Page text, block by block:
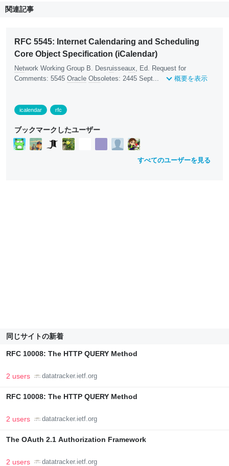
関連記事
RFC 5545: Internet Calendaring and Scheduling
Core Object Specification (iCalendar)
Network Working Group B. Desruisseaux, Ed. Request for
Comments: 5545 Oracle Obsoletes: 2445 Sept... 概要を表示
icalendar rfc
ブックマークしたユーザー
すべてのユーザーを見る
同じサイトの新着
RFC 10008: The HTTP QUERY Method
2 users datatracker.ietf.org
RFC 10008: The HTTP QUERY Method
2 users datatracker.ietf.org
The OAuth 2.1 Authorization Framework
2 users datatracker.ietf.org